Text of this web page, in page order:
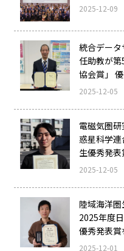
2025-12-09
統合デー
任助教が
協会賞」
2025-12-05
電磁気圏
惑星科学
生優秀発
2025-12-05
陸域海洋圏
2025年度
優秀発表賞
2025-12-01